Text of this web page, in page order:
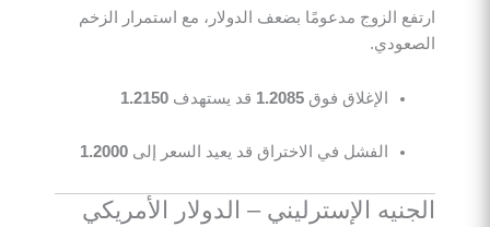
ارتفع الزوج مدعومًا بضعف الدولار، مع استمرار الزخم
الصعودي.
الإغلاق فوق1.2085 قد يستهدف1.2150
الفشل في الاختراق قد يعيد السعر إلى1.2000
الجنيه الإسترليني – الدولار الأمريكي